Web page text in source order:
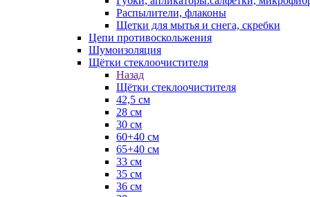
Распылители, флаконы
Щетки для мытья и снега, скребки
Цепи противоскольжения
Шумоизоляция
Щётки стеклоочистителя
Назад
Щётки стеклоочистителя
42,5 см
28 см
30 см
60+40 см
65+40 см
33 см
35 см
36 см